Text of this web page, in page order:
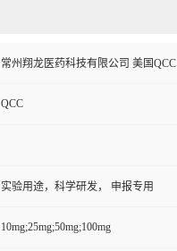
常州翔龙医药科技有限公司 美国QCC
QCC
实验用途，科学研发， 申报专用
10mg;25mg;50mg;100mg